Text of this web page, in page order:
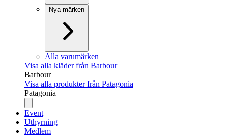
Nya märken
Alla varumärken
Visa alla kläder från Barbour
Barbour
Visa alla produkter från Patagonia
Patagonia
Event
Uthyrning
Medlem